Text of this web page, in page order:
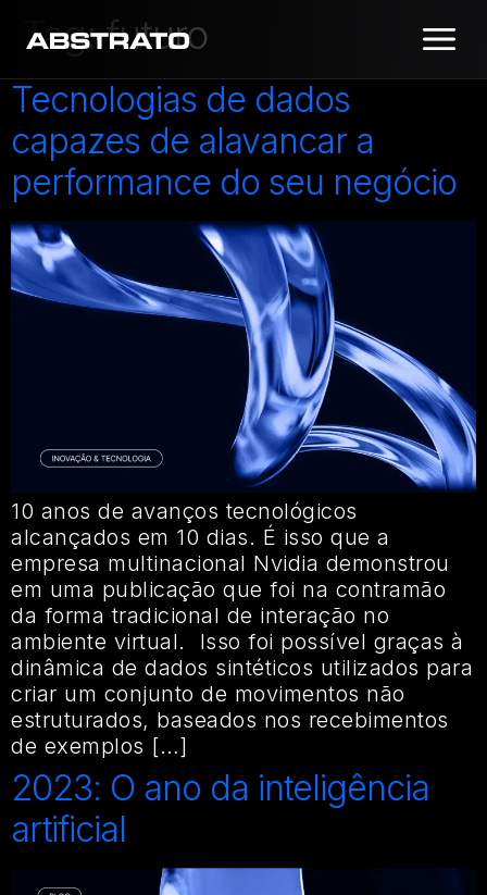
Tag:futuro
Tecnologias de dados
capazes de alavancar a
performance do seu negócio
10 anos de avanços tecnológicos
alcançados em 10 dias. É isso que a
empresa multinacional Nvidia demonstrou
em uma publicação que foi na contramão
da forma tradicional de interação no
ambiente virtual. Isso foi possível graças à
dinâmica de dados sintéticos utilizados para
criar um conjunto de movimentos não
estruturados, baseados nos recebimentos
de exemplos […]
2023: O ano da inteligência
artificial